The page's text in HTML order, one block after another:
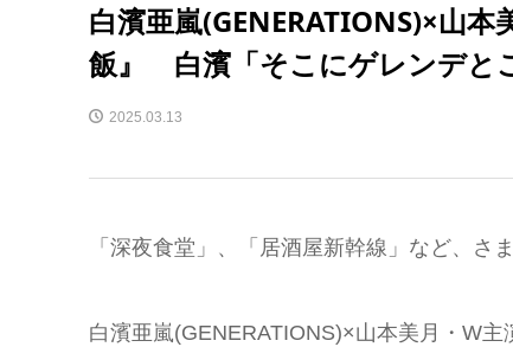
白濱亜嵐(GENERATIONS)×山
飯』 白濱「そこにゲレンデと
2025.03.13
「深夜食堂」、「居酒屋新幹線」など、さ
白濱亜嵐(GENERATIONS)×山本美月・W主